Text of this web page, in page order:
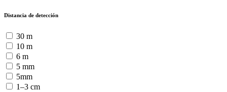
Distancia de detección
30 m
10 m
6 m
5 mm
5mm
1–3 cm